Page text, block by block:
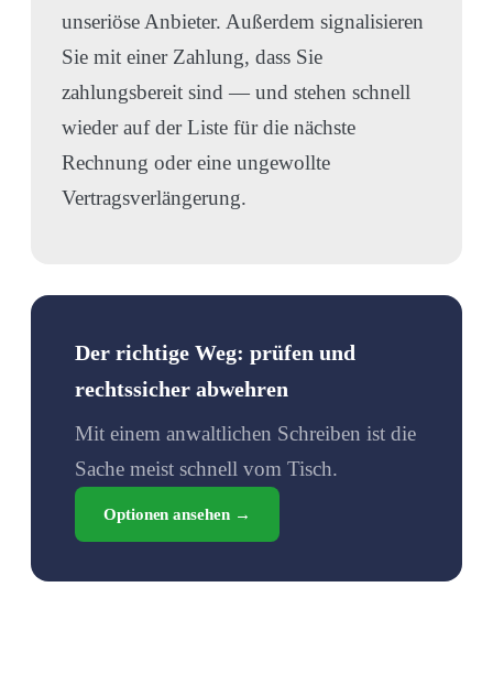
unseriöse Anbieter. Außerdem signalisieren
Sie mit einer Zahlung, dass Sie
zahlungsbereit sind — und stehen schnell
wieder auf der Liste für die nächste
Rechnung oder eine ungewollte
Vertragsverlängerung.
Der richtige Weg: prüfen und
rechtssicher abwehren
Mit einem anwaltlichen Schreiben ist die
Sache meist schnell vom Tisch.
Optionen ansehen →